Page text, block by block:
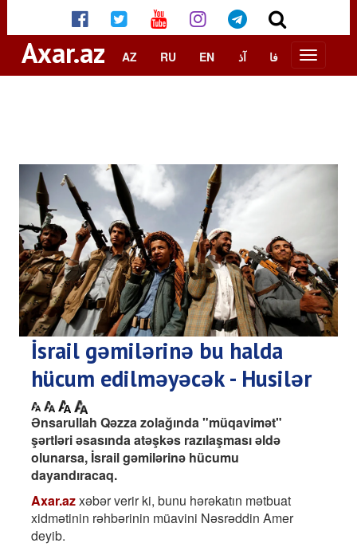
Axar.az AZ RU EN آذ فا
İsrail gəmilərinə bu halda
hücum edilməyəcək - Husilər
Ənsarullah Qəzza zolağında "müqavimət"
şərtləri əsasında atəşkəs razılaşması əldə
olunarsa, İsrail gəmilərinə hücumu
dayandıracaq.
Axar.azxəbər verir ki, bunu hərəkatın mətbuat
xidmətinin rəhbərinin müavini Nəsrəddin Amer
deyib.